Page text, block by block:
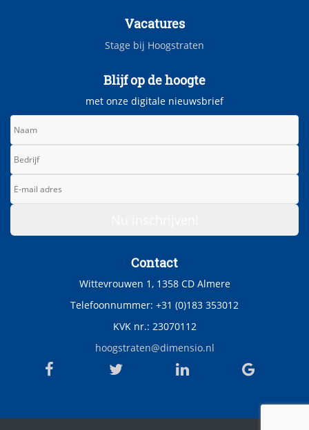
Vacatures
Stage bij Hoogstraten
Blijf op de hoogte
met onze digitale nieuwsbrief
Contact
Wittevrouwen 1, 1358 CD Almere
Telefoonnummer: +31 (0)183 353012
KVK nr.: 23070112
hoogstraten@dimensio.nl